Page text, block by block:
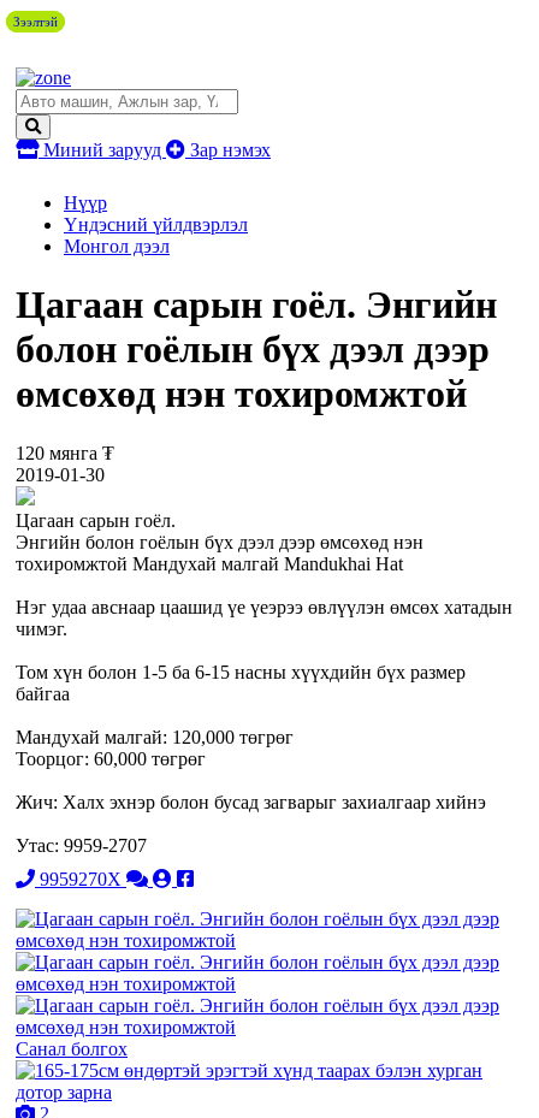
Миний зарууд Зар нэмэх
Нүүр
Үндэсний үйлдвэрлэл
Монгол дээл
Цагаан сарын гоёл. Энгийн
болон гоёлын бүх дээл дээр
өмсөхөд нэн тохиромжтой
120 мянга ₮
2019-01-30
Цагаан сарын гоёл.
Энгийн болон гоёлын бүх дээл дээр өмсөхөд нэн
тохиромжтой Мандухай малгай Mandukhai Hat
Нэг удаа авснаар цаашид үе үеэрээ өвлүүлэн өмсөх хатадын
чимэг.
Том хүн болон 1-5 ба 6-15 насны хүүхдийн бүх размер
байгаа
Мандухай малгай: 120,000 төгрөг
Тоорцог: 60,000 төгрөг
Жич: Халх эхнэр болон бусад загварыг захиалгаар хийнэ
Утас: 9959-2707
9959270X
Санал болгох
2
Зээлтэй
Зээлтэй